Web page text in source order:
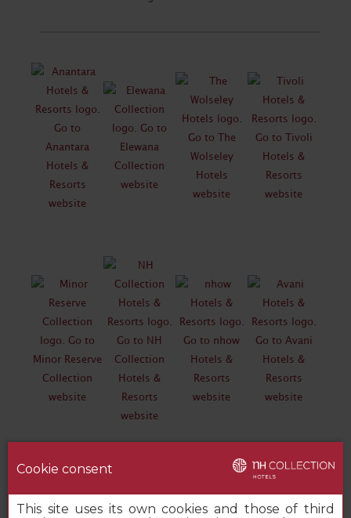
Cookie consent
This site uses its own cookies and those of third